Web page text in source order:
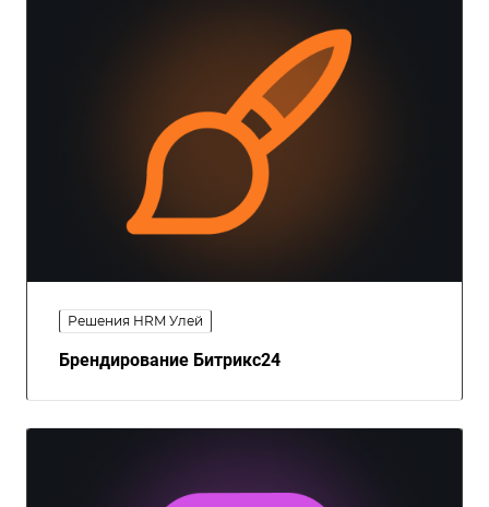
Решения HRM Улей
Брендирование Битрикс24